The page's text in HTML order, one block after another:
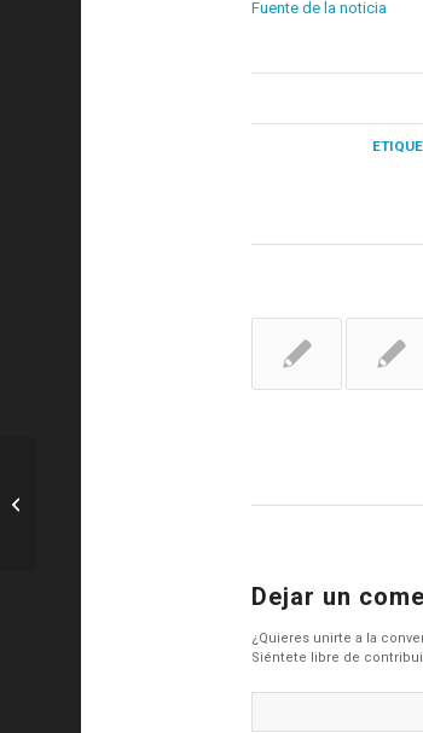
Fuente de la noticia
Dejar un
¿Quieres unirte a la
Siéntete libre de